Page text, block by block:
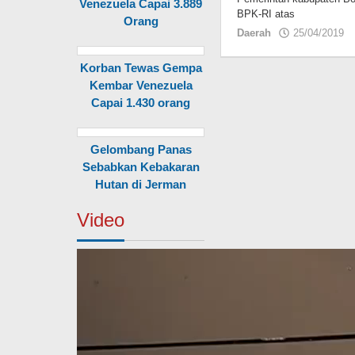
Venezuela Capai 3.889
Orang
Korban Tewas Gempa
Kembar Venezuela
Capai 1.430 orang
Gelombang Panas
Sebabkan Kebakaran
Hutan di Jerman
Video
BPK-RI atas
Daerah
25/04/2019